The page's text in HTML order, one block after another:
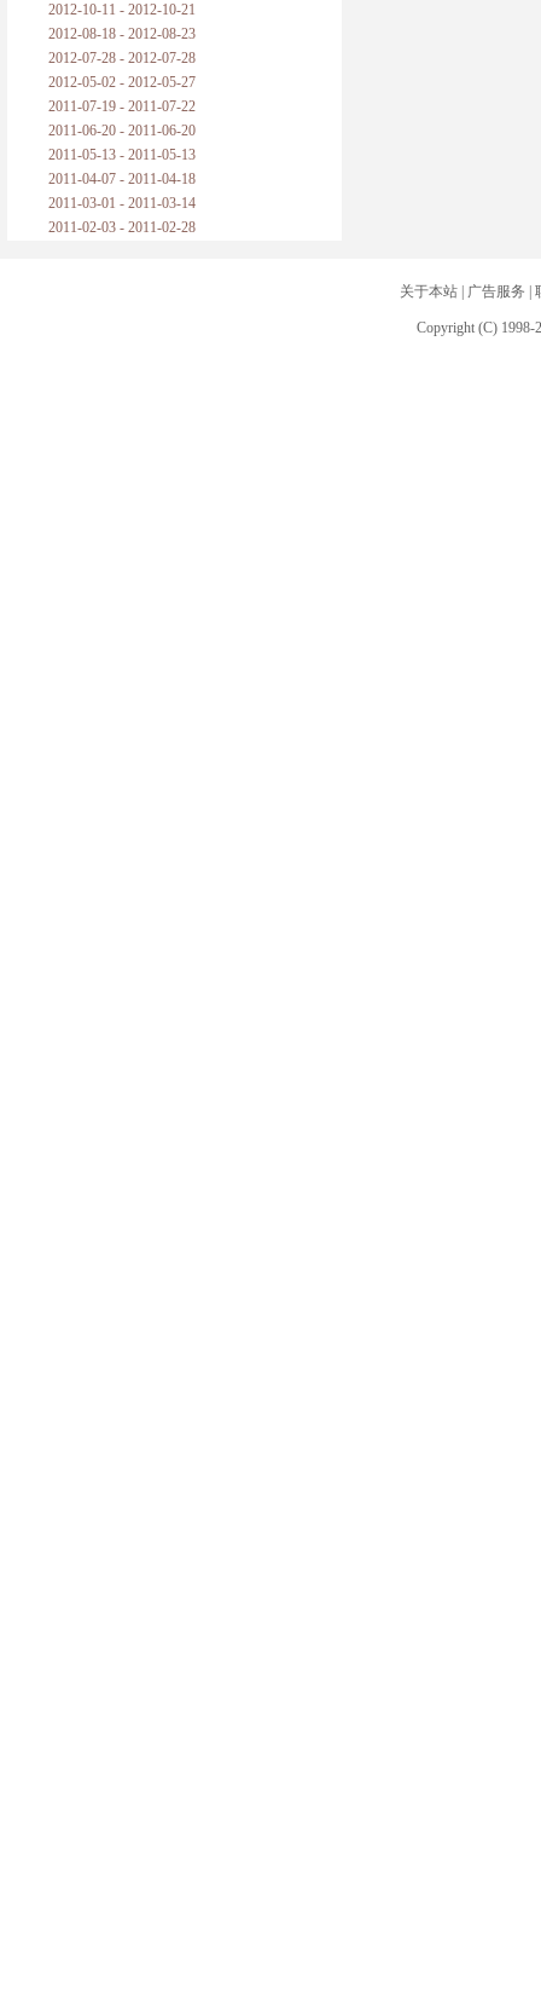
2012-10-11 - 2012-10-21
2012-08-18 - 2012-08-23
2012-07-28 - 2012-07-28
2012-05-02 - 2012-05-27
2011-07-19 - 2011-07-22
2011-06-20 - 2011-06-20
2011-05-13 - 2011-05-13
2011-04-07 - 2011-04-18
2011-03-01 - 2011-03-14
2011-02-03 - 2011-02-28
关于本站| 广告服务
Copyright (C) 1998-